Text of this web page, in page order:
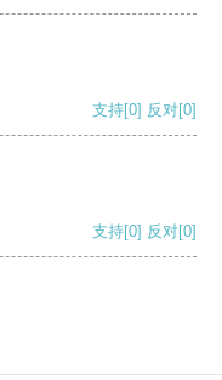
支持[0] 反对[0]
支持[0] 反对[0]